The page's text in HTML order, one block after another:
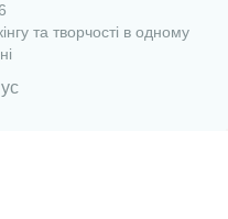
та творчості в одному